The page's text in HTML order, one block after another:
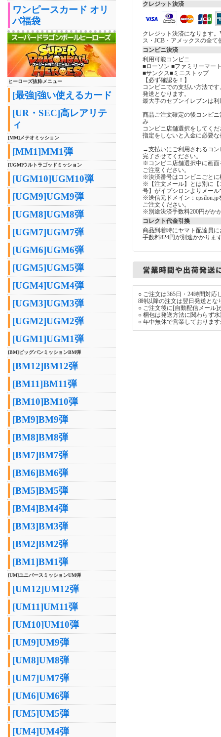
ワンピースカード オリ
パ福袋
ヒーローズ抜粋メニュー
[最強]強い使えるカード
[UR・SEC]高レアリテ
ィ
[MM]メテオミッション
[MM1]MM1弾
[UGM]ウルトラゴッドミッション
[UGM10]UGM10弾
[UGM9]UGM9弾
[UGM8]UGM8弾
[UGM7]UGM7弾
[UGM6]UGM6弾
[UGM5]UGM5弾
[UGM4]UGM4弾
[UGM3]UGM3弾
[UGM2]UGM2弾
[UGM1]UGM1弾
[BM]ビッグバンミッションBM弾
[BM12]BM12弾
[BM11]BM11弾
[BM10]BM10弾
[BM9]BM9弾
[BM8]BM8弾
[BM7]BM7弾
[BM6]BM6弾
[BM5]BM5弾
[BM4]BM4弾
[BM3]BM3弾
[BM2]BM2弾
[BM1]BM1弾
[UM]ユニバースミッションUM弾
[UM12]UM12弾
[UM11]UM11弾
[UM10]UM10弾
[UM9]UM9弾
[UM8]UM8弾
[UM7]UM7弾
[UM6]UM6弾
[UM5]UM5弾
[UM4]UM4弾
クレジット決済
クレジット決済になります
ス・JCB・アメックスの全て
コンビニ決済
利用可能コンビニ
■ローソン ■ファミリーマー
■サンクス■ミニストップ
【必ず確認を！】
コンビニでの支払い方法で
発送となります。
最大手のセブンイレブンは
商品ご注文確定の後コンビ
み
コンビニ店舗選択をしてくだ
指定をしないと入金に必要
→支払いにご利用されるコ
完了させてください。
※コンビニ店舗選択中に画
ご注意ください。
※決済番号はコンビニごと
※【注文メール】とは別に
号】がイプシロンよりメー
※送信元ドメイン：
ご注文ください。
※別途決済手数料200円がか
コレクト代金引換
商品到着時にヤマト配達員
手数料824円が別途かかりま
○ ご注文は365日・24時間対
8時以降の注文は翌日発送とな
○ ご注文後に[自動配信メール
○ 梱包は発送方法に関わらず
○ 年中無休で営業しておりま